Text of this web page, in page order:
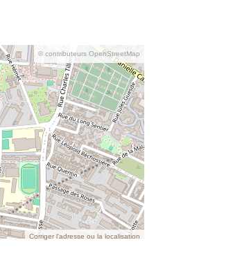
© contributeurs OpenStreetMap
Corriger l’adresse ou la localisation